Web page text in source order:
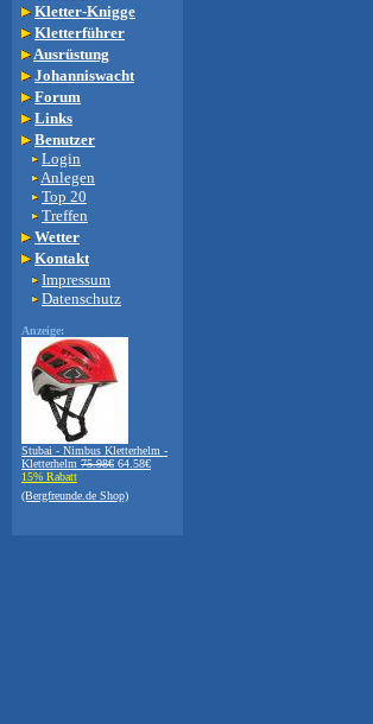
Kletter-Knigge
Kletterführer
Ausrüstung
Johanniswacht
Forum
Links
Benutzer
Login
Anlegen
Top 20
Treffen
Wetter
Kontakt
Impressum
Datenschutz
Anzeige:
Stubai - Nimbus Kletterhelm -
Kletterhelm 75.98€ 64.58€
15% Rabatt
(Bergfreunde.de Shop)